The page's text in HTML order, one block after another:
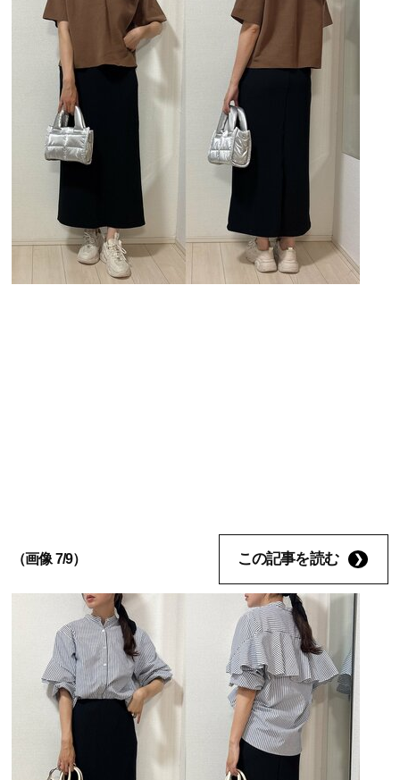
（画像 7/9） この記事を読む